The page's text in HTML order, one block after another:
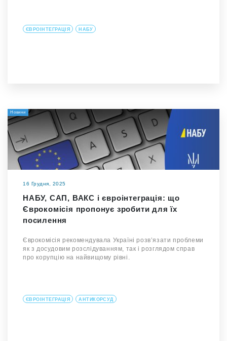
ЄВРОІНТЕГРАЦІЯ НАБУ
Новини
16 Грудня, 2025
НАБУ, САП, ВАКС і євроінтеграція: що
Єврокомісія пропонує зробити для їх
посилення
Єврокомісія рекомендувала Україні розвʼязати проблеми
як з досудовим розслідуванням, так і розглядом справ
про корупцію на найвищому рівні.
ЄВРОІНТЕГРАЦІЯ АНТИКОРСУД